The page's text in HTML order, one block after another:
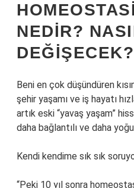
NEDIR?
DEĞIŞECEK?
Beni en çok düşündüren
şehir yaşamı ve iş hayatı
artık eski “yavaş yaşam”
daha bağlantılı ve daha
Kendi kendime sık sık
“Peki 10 yıl sonra